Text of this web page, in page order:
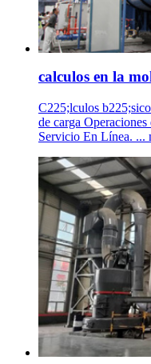
calculos en la
C225;lculos
de carga
Servicio En Línea. ...